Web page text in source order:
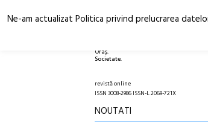
Oraș.
Societate.
revistă online
ISSN 3008-2986 ISSN-L 2069-721X
NOUTATI
Ne-am actualizat Politica privind prelucrarea